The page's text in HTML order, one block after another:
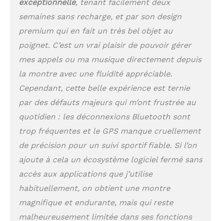
votre montre lors de
vos sessions
d'entrainements mais
aussi dans votre vie
quotidienne La HUAWEI
aidera à mieux vous
entraîner. Grâce à ses
nombreux capteurs, elle
effectuera un suivi
ultra-précis de vos
entraînements et de
votre état physique en
temps réel. Elle saura
également vous donner
des recommandations
l'efficacité de vos
entrainements grâce à
ses 15 modes de sport.
Un véritable coach
exceptionnelle, tenant facilement deux
semaines sans recharge, et par son design
premium qui en fait un très bel objet au
poignet. C’est un vrai plaisir de pouvoir gérer
mes appels ou ma musique directement depuis
la montre avec une fluidité appréciable.
Cependant, cette belle expérience est ternie
par des défauts majeurs qui m’ont frustrée au
quotidien : les déconnexions Bluetooth sont
trop fréquentes et le GPS manque cruellement
de précision pour un suivi sportif fiable. Si l’on
ajoute à cela un écosystème logiciel fermé sans
accès aux applications que j’utilise
habituellement, on obtient une montre
magnifique et endurante, mais qui reste
malheureusement limitée dans ses fonctions